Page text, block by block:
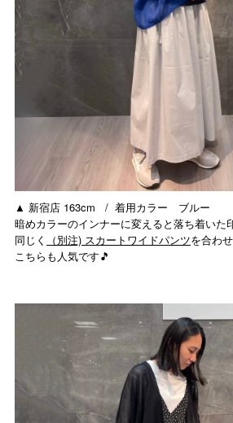
▲ 新宿店 163cm / 着用カラー ブルー
暗めカラーのインナーに変えると落ち着いた
同じく
（別注) スカートワイドパンツを合わせ
こちらも人気です🎵